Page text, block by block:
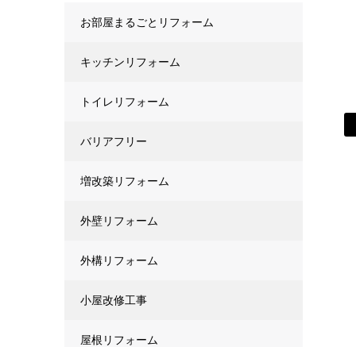
お部屋まるごとリフォーム
キッチンリフォーム
トイレリフォーム
バリアフリー
増改築リフォーム
外壁リフォーム
外構リフォーム
小屋改修工事
屋根リフォーム